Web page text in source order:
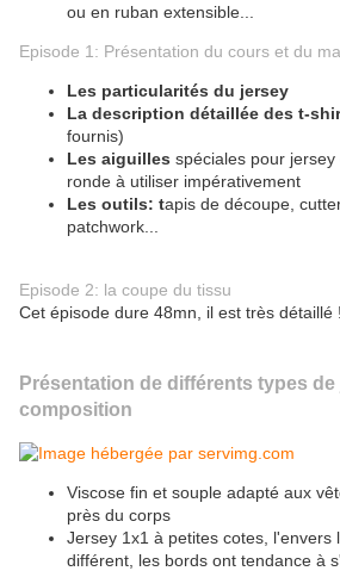
ou en ruban extensible...
Episode 1: Présentation du cours et du
Les particularités du jersey
La description détaillée des t-
fournis)
Les aiguilles spéciales pour
ronde à utiliser impérativement
Les outils: tapis de découpe,
patchwork...
Episode 2: la coupe du tissu
Cet épisode dure 48mn, il est très détaillé !
Présentation de différents types de
composition
Viscose fin et souple adapté aux
près du corps
Jersey 1x1 à petites cotes, l'envers
différent, les bords ont tendance à